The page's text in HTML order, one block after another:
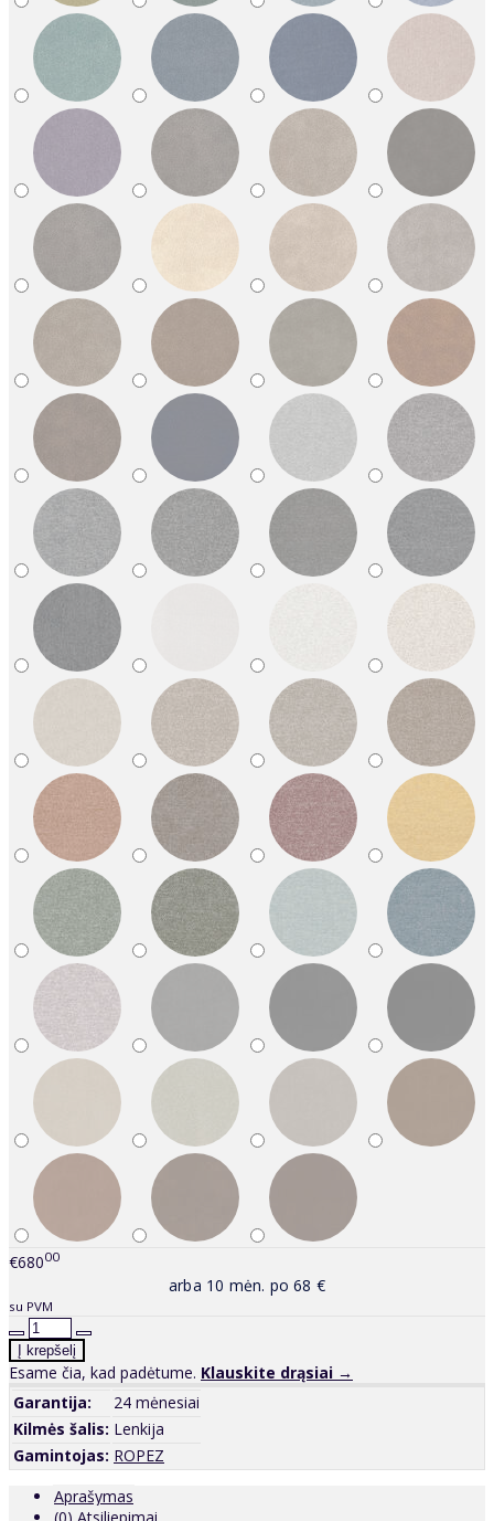
€68000
arba 10 mėn. po 68 €
su PVM
Esame čia, kad padėtume. Klauskite drąsiai →
Garantija:
24 mėnesiai
Kilmės šalis: Lenkija
Gamintojas: ROPEZ
Aprašymas